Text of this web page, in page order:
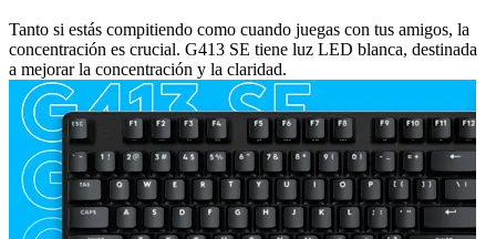
Tanto si estás compitiendo como cuando juegas con tus amigos, la
concentración es crucial. G413 SE tiene luz LED blanca, destinada
a mejorar la concentración y la claridad.